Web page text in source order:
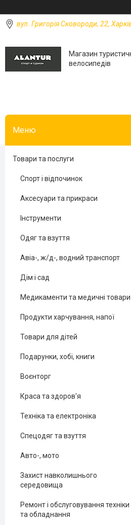
вул. Григорія Сковороди, 22,
Магазин
велосипедів
Товари та послуги
Спорт і відпочинок
Аксесуари та прикраси
Інструменти
Одяг та взуття
Авіа-, ж/д-, водний транспорт
Дім і сад
Медикаменти та медичні товари
Продукти харчування, напої
Товари для дітей
Подарунки, хобі, книги
Воєнторг
Краса та здоров'я
Техніка та електроніка
Спецодяг та взуття
Авто-, мото
Захист навколишнього
середовища
Ремонт і обслуговування техніки
та обладнання